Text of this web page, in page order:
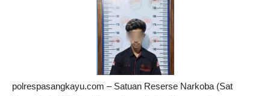
polrespasangkayu.com – Satuan Reserse Narkoba (Sat